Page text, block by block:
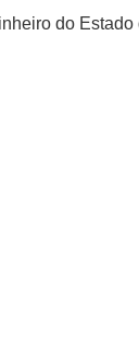
do